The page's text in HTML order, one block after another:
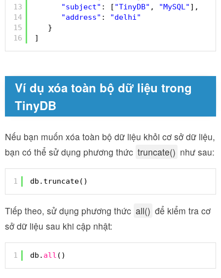
13
14
15
16
"subject" : [ "TinyDB" , "MySQL" ],
"address" :
"delhi"
}
]
Ví dụ xóa toàn bộ dữ liệu trong
TinyDB
Nếu bạn muốn xóa toàn bộ dữ liệu khỏi cơ sở dữ liệu,
bạn có thể sử dụng phương thức truncate() như sau:
1 db.truncate()
Tiếp theo, sử dụng phương thức all() để kiểm tra cơ
sở dữ liệu sau khi cập nhật:
1 db. all ()